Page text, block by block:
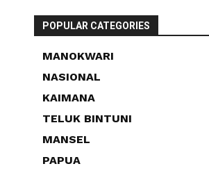
POPULAR CATEGORIES
MANOKWARI
NASIONAL
KAIMANA
TELUK BINTUNI
MANSEL
PAPUA